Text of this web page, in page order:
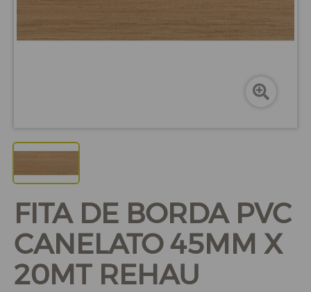
FITA DE BORDA PVC
CANELATO 45MM X
20MT REHAU